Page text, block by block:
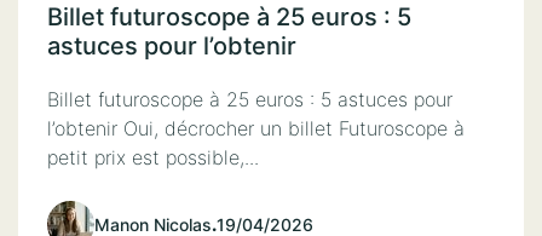
Billet futuroscope à 25 euros : 5
astuces pour l’obtenir
Billet futuroscope à 25 euros : 5 astuces pour
l’obtenir Oui, décrocher un billet Futuroscope à
petit prix est possible,...
Manon Nicolas.19/04/2026